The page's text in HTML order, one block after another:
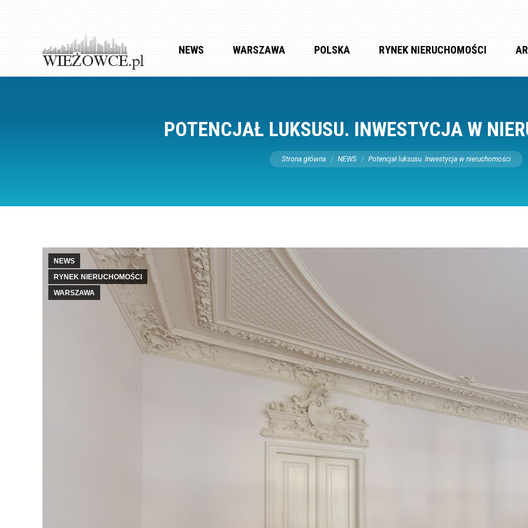
NEWS WARSZAWA POLSKA RYNEK NIERUCHOMOŚCI
POTENCJAŁ LUKSUSU. INWESTYCJA W
Jesteś tutaj:
Strona główna NEWS Potencjał luksusu. Inwestycja w nieruchomości
NEWS
RYNEK NIERUCHOMOŚCI
WARSZAWA